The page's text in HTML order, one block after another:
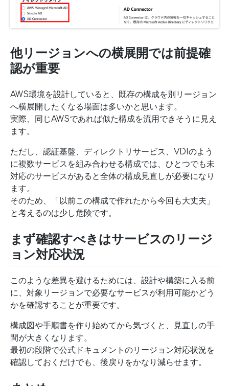
他リージョンへの横展開では前提確
認が重要
AWS環境を設計していると、既存の構成を別リージョン
へ横展開したくなる場面は多いかと思います。
実際、同じAWSであれば似た構成を流用できそうに見え
ます。
ただし、認証基盤、ディレクトリサービス、VDIのよう
に複数サービスを組み合わせる構成では、ひとつでも未
対応のサービスがあると全体の構成見直しが必要になり
ます。
そのため、「以前この構成で作れたから今回も大丈夫」
と考えるのは少し危険です。
まず確認すべきはサービスのリージ
ョン対応状況
このような差異を避けるためには、設計や構築に入る前
に、対象リージョンで必要なサービスが利用可能かどう
かを確認することが重要です。
構成図や手順書を作り始めてから気づくと、見直しの手
間が大きくなります。
最初の段階で公式ドキュメントのリージョン対応状況を
確認しておくだけでも、後戻りをかなり減らせます。